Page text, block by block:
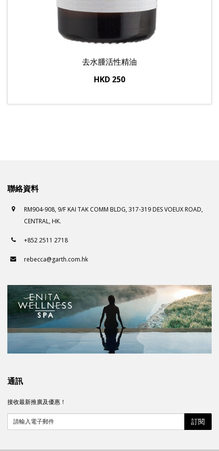
去水腫活性精油
HKD 250
聯絡資料
RM904-908, 9/F KAI TAK COMM BLDG, 317-319 DES VOEUX ROAD,
CENTRAL, HK.
+852 2511 2718
rebecca@garth.com.hk
通訊
接收最新推廣及優惠！
請輸入電子郵件 訂閱